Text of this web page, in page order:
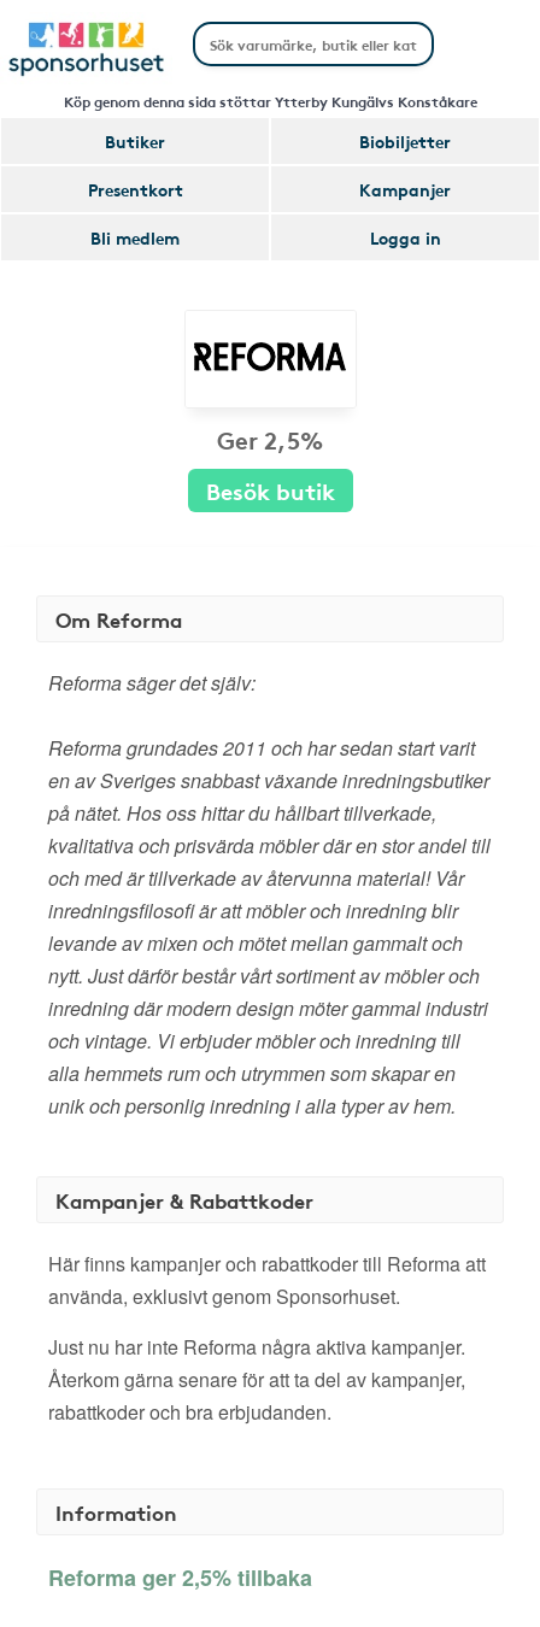
Köp genom denna sida stöttar Ytterby Kungälvs Konståkare
Butiker
Biobiljetter
Presentkort
Kampanjer
Bli medlem
Logga in
Ger 2,5%
Besök butik
Om Reforma
Reforma säger det själv:
Reforma grundades 2011 och har sedan start varit
en av Sveriges snabbast växande inredningsbutiker
på nätet. Hos oss hittar du hållbart tillverkade,
kvalitativa och prisvärda möbler där en stor andel till
och med är tillverkade av återvunna material! Vår
inredningsfilosofi är att möbler och inredning blir
levande av mixen och mötet mellan gammalt och
nytt. Just därför består vårt sortiment av möbler och
inredning där modern design möter gammal industri
och vintage. Vi erbjuder möbler och inredning till
alla hemmets rum och utrymmen som skapar en
unik och personlig inredning i alla typer av hem.
Kampanjer & Rabattkoder
Här finns kampanjer och rabattkoder till Reforma att
använda, exklusivt genom Sponsorhuset.
Just nu har inte Reforma några aktiva kampanjer.
Återkom gärna senare för att ta del av kampanjer,
rabattkoder och bra erbjudanden.
Information
Reforma ger 2,5% tillbaka